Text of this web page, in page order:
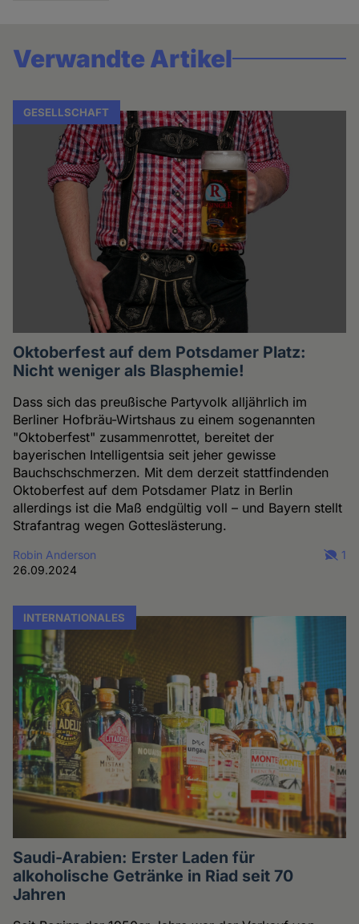
Verwandte Artikel
GESELLSCHAFT
Oktoberfest auf dem Potsdamer Platz:
Nicht weniger als Blasphemie!
Dass sich das preußische Partyvolk alljährlich im
Berliner Hofbräu-Wirtshaus zu einem sogenannten
"Oktoberfest" zusammenrottet, bereitet der
bayerischen Intelligentsia seit jeher gewisse
Bauchschschmerzen. Mit dem derzeit stattfindenden
Oktoberfest auf dem Potsdamer Platz in Berlin
allerdings ist die Maß endgültig voll – und Bayern stellt
Strafantrag wegen Gotteslästerung.
Robin Anderson
26.09.2024
1
INTERNATIONALES
Saudi-Arabien: Erster Laden für
alkoholische Getränke in Riad seit 70
Jahren